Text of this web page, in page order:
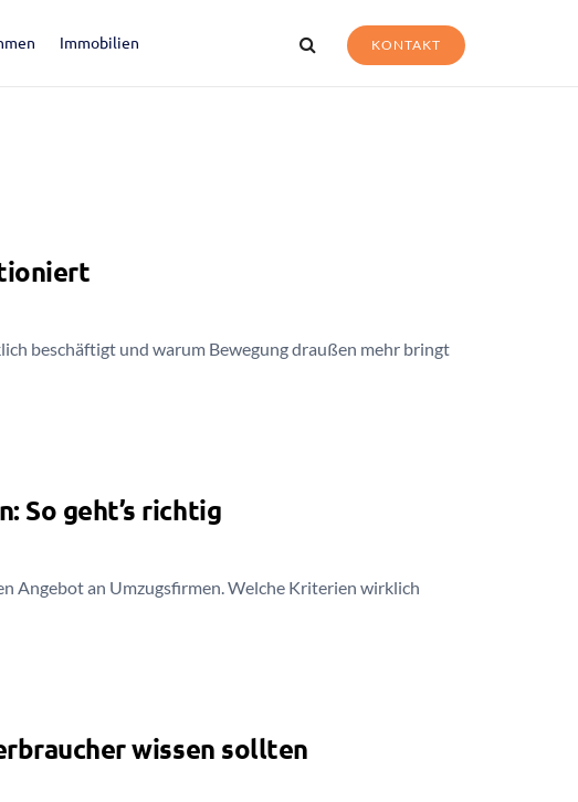
Immobilien KONTAKT
beschäftigt und warum Bewegung draußen mehr bringt
So geht’s richtig
Angebot an Umzugsfirmen. Welche Kriterien wirklich
wissen sollten